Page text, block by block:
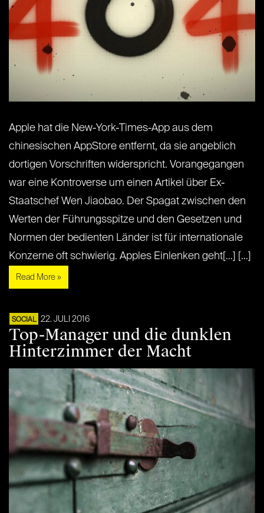
Apple hat die New-York-Times-App aus dem
chinesischen AppStore entfernt, da sie angeblich
dortigen Vorschriften widerspricht. Vorangegangen
war eine Kontroverse um einen Artikel über Ex-
Staatschef Wen Jiaobao. Der Spagat zwischen den
Werten der Führungsspitze und den Gesetzen und
Normen der bedienten Länder ist für internationale
Konzerne oft schwierig. Apples Einlenken geht[...] [...]
Read More »
SOCIAL 22. JULI 2016
Top-Manager und die dunklen
Hinterzimmer der Macht